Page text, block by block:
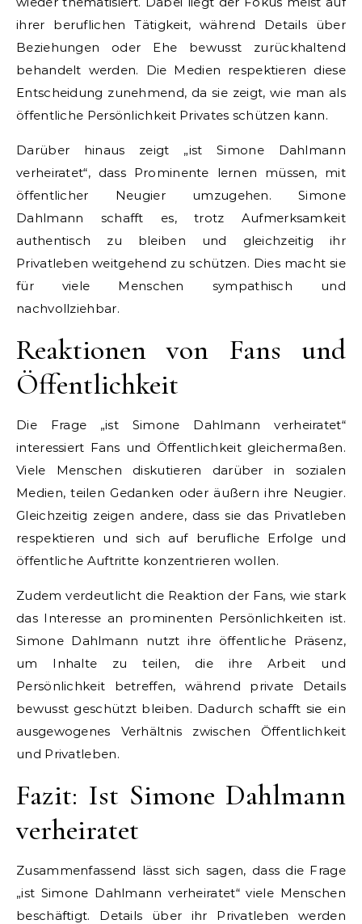
ihrer beruflichen Tätigkeit, während Details über
Beziehungen oder Ehe bewusst zurückhaltend
behandelt werden. Die Medien respektieren diese
Entscheidung zunehmend, da sie zeigt, wie man als
öffentliche Persönlichkeit Privates schützen kann.
Darüber hinaus zeigt „ist Simone Dahlmann
verheiratet“, dass Prominente lernen müssen, mit
öffentlicher Neugier umzugehen. Simone
Dahlmann schafft es, trotz Aufmerksamkeit
authentisch zu bleiben und gleichzeitig ihr
Privatleben weitgehend zu schützen. Dies macht sie
für viele Menschen sympathisch und
nachvollziehbar.
Reaktionen von Fans und
Öffentlichkeit
Die Frage „ist Simone Dahlmann verheiratet“
interessiert Fans und Öffentlichkeit gleichermaßen.
Viele Menschen diskutieren darüber in sozialen
Medien, teilen Gedanken oder äußern ihre Neugier.
Gleichzeitig zeigen andere, dass sie das Privatleben
respektieren und sich auf berufliche Erfolge und
öffentliche Auftritte konzentrieren wollen.
Zudem verdeutlicht die Reaktion der Fans, wie stark
das Interesse an prominenten Persönlichkeiten ist.
Simone Dahlmann nutzt ihre öffentliche Präsenz,
um Inhalte zu teilen, die ihre Arbeit und
Persönlichkeit betreffen, während private Details
bewusst geschützt bleiben. Dadurch schafft sie ein
ausgewogenes Verhältnis zwischen Öffentlichkeit
und Privatleben.
Fazit: Ist Simone Dahlmann
verheiratet
Zusammenfassend lässt sich sagen, dass die Frage
„ist Simone Dahlmann verheiratet“ viele Menschen
beschäftigt. Details über ihr Privatleben werden